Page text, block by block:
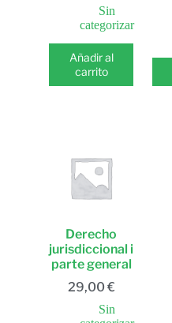
Sin
categorizar
Añadir al
carrito
Derecho
jurisdiccional i
parte general
29,00 €
Sin